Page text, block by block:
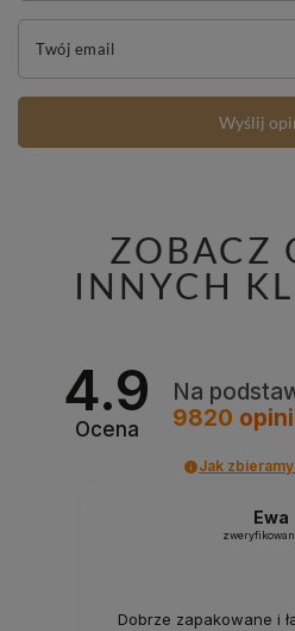
Twój email
Wyślij
ZOBACZ
INNYCH
4.9
Ocena
Na
9820
Jak
Ewa
Dobrze zapakowane i